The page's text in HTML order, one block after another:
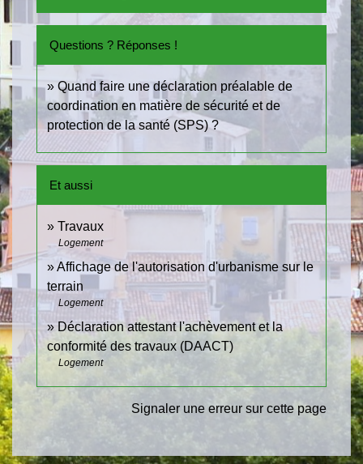
Questions ? Réponses !
Quand faire une déclaration préalable de
coordination en matière de sécurité et de
protection de la santé (SPS) ?
Et aussi
Travaux
Logement
Affichage de l'autorisation d'urbanisme sur le
terrain
Logement
Déclaration attestant l'achèvement et la
conformité des travaux (DAACT)
Logement
Signaler une erreur sur cette page